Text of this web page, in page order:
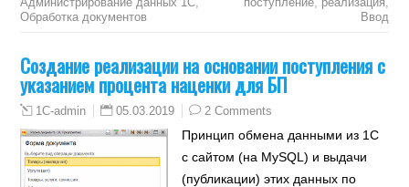
Обработка документов
Ввод
Создание реализации на основании поступления с
указанием процента наценки для БП
1C-admin 05.03.2019 2 Comments
Принцип обмена данными из 1С
с сайтом (на MySQL) и выдачи
(публикации) этих данных по